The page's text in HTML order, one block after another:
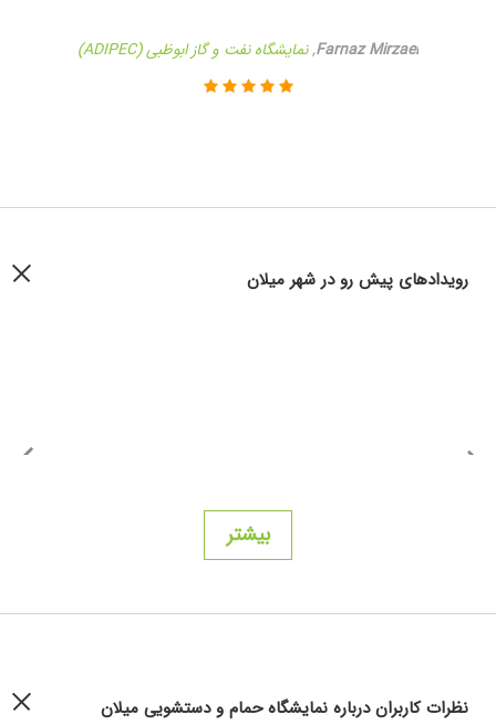
Farnaz Mirzaei
,نمایشگاه نفت و گاز ابوظبی (ADIPEC)
رویداد‌های پیش رو در شهر میلان
بیشتر
نظرات کاربران درباره نمایشگاه حمام و دستشویی میلان